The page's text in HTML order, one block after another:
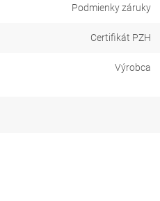
Podmienky záruky
Certifikát PZH
Výrobca